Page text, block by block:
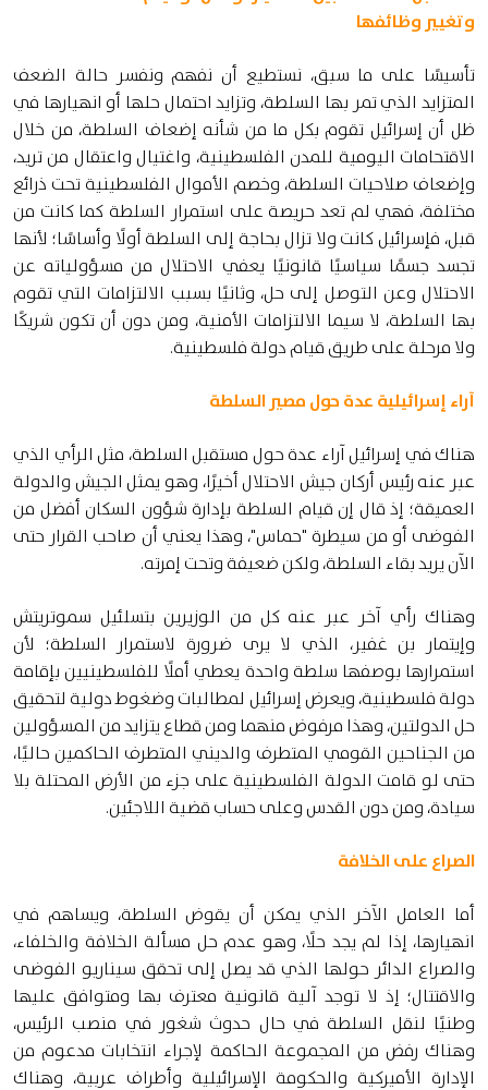
وتغيير وظائفها
تأسيسًا على ما سبق، نستطيع أن نفهم ونفسر حالة الضعف
المتزايد الذي تمر بها السلطة، وتزايد احتمال حلها أو انهيارها في
ظل أن إسرائيل تقوم بكل ما من شأنه إضعاف السلطة، من خلال
الاقتحامات اليومية للمدن الفلسطينية، واغتيال واعتقال من تريد،
وإضعاف صلاحيات السلطة، وخصم الأموال الفلسطينية تحت ذرائع
مختلفة، فهي لم تعد حريصة على استمرار السلطة كما كانت من
قبل، فإسرائيل كانت ولا تزال بحاجة إلى السلطة أولًا وأساسًا؛ لأنها
تجسد جسمًا سياسيًا قانونيًا يعفي الاحتلال من مسؤولياته عن
الاحتلال وعن التوصل إلى حل، وثانيًا بسبب الالتزامات التي تقوم
بها السلطة، لا سيما الالتزامات الأمنية، ومن دون أن تكون شريكًا
ولا مرحلة على طريق قيام دولة فلسطينية.
آراء إسرائيلية عدة حول مصير السلطة
هناك في إسرائيل آراء عدة حول مستقبل السلطة، مثل الرأي الذي
عبر عنه رئيس أركان جيش الاحتلال أخيرًا، وهو يمثل الجيش والدولة
العميقة؛ إذ قال إن قيام السلطة بإدارة شؤون السكان أفضل من
الفوضى أو من سيطرة "حماس"، وهذا يعني أن صاحب القرار حتى
الآن يريد بقاء السلطة، ولكن ضعيفة وتحت إمرته.
وهناك رأي آخر عبر عنه كل من الوزيرين بتسلئيل سموتريتش
وإيتمار بن غفير، الذي لا يرى ضرورة لاستمرار السلطة؛ لأن
استمرارها بوصفها سلطة واحدة يعطي أملًا للفلسطينيين بإقامة
دولة فلسطينية، ويعرض إسرائيل لمطالبات وضغوط دولية لتحقيق
حل الدولتين، وهذا مرفوض منهما ومن قطاع يتزايد من المسؤولين
من الجناحين القومي المتطرف والديني المتطرف الحاكمين حاليًا،
حتى لو قامت الدولة الفلسطينية على جزء من الأرض المحتلة بلا
سيادة، ومن دون القدس وعلى حساب قضية اللاجئين.
الصراع على الخلافة
أما العامل الآخر الذي يمكن أن يقوض السلطة، ويساهم في
انهيارها، إذا لم يجد حلًا، وهو عدم حل مسألة الخلافة والخلفاء،
والصراع الدائر حولها الذي قد يصل إلى تحقق سيناريو الفوضى
والاقتتال؛ إذ لا توجد آلية قانونية معترف بها ومتوافق عليها
وطنيًا لنقل السلطة في حال حدوث شغور في منصب الرئيس،
وهناك رفض من المجموعة الحاكمة لإجراء انتخابات مدعوم من
الإدارة الأميركية والحكومة الإسرائيلية وأطراف عربية، وهناك